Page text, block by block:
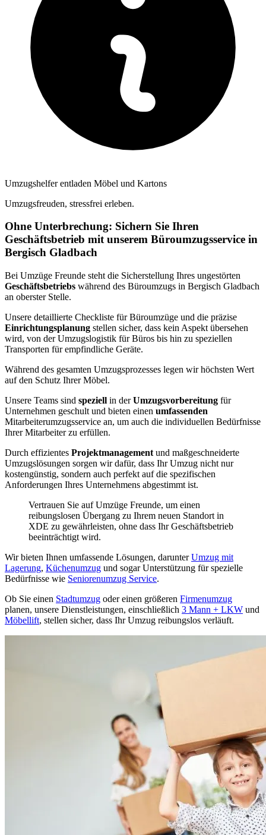
Umzugshelfer entladen Möbel und Kartons
Umzugsfreuden, stressfrei erleben.
Ohne Unterbrechung: Sichern Sie Ihren
Geschäftsbetrieb mit unserem Büroumzugsservice in
Bergisch Gladbach
Bei Umzüge Freunde steht die Sicherstellung Ihres ungestörten
Geschäftsbetriebs während des Büroumzugs in Bergisch Gladbach
an oberster Stelle.
Unsere detaillierte Checkliste für Büroumzüge und die präzise
Einrichtungsplanung stellen sicher, dass kein Aspekt übersehen
wird, von der Umzugslogistik für Büros bis hin zu speziellen
Transporten für empfindliche Geräte.
Während des gesamten Umzugsprozesses legen wir höchsten Wert
auf den Schutz Ihrer Möbel.
Unsere Teams sind speziell in derUmzugsvorbereitung für
Unternehmen geschult und bieten einen umfassenden
Mitarbeiterumzugsservice an, um auch die individuellen Bedürfnisse
Ihrer Mitarbeiter zu erfüllen.
Durch effizientes Projektmanagement und maßgeschneiderte
Umzugslösungen sorgen wir dafür, dass Ihr Umzug nicht nur
kostengünstig, sondern auch perfekt auf die spezifischen
Anforderungen Ihres Unternehmens abgestimmt ist.
Vertrauen Sie auf Umzüge Freunde, um einen
reibungslosen Übergang zu Ihrem neuen Standort in
XDE zu gewährleisten, ohne dass Ihr Geschäftsbetrieb
beeinträchtigt wird.
Wir bieten Ihnen umfassende Lösungen, darunterUmzug mit
Lagerung, Küchenumzug und sogar Unterstützung für spezielle
Bedürfnisse wie Seniorenumzug Service.
Ob Sie einen Stadtumzug oder einen größeren Firmenumzug
planen, unsere Dienstleistungen, einschließlich 3 Mann + LKW und
Möbellift, stellen sicher, dass Ihr Umzug reibungslos verläuft.